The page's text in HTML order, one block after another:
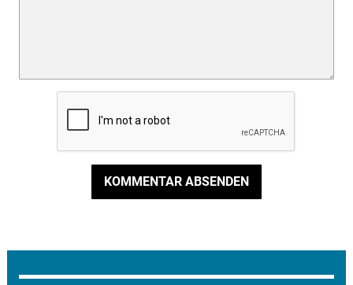
KOMMENTAR ABSENDEN